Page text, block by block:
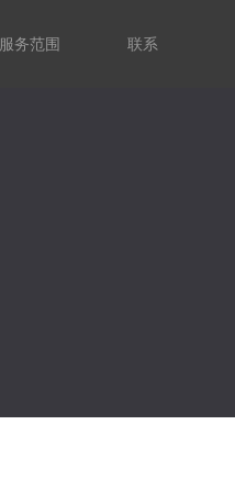
服务范围 联系